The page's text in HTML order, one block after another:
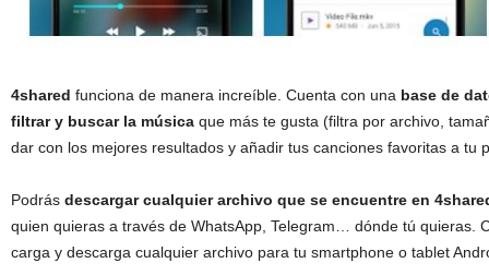
4shared funciona de manera increíble. Cuenta con una base de
filtrar y buscar la música que más te gusta (filtra por archivo,
dar con los mejores resultados y añadir tus canciones favoritas a tu
Podrás descargar cualquier archivo que se encuentre en
quien quieras a través de WhatsApp, Telegram… dónde tú quieras.
carga y descarga cualquier archivo para tu smartphone o tablet